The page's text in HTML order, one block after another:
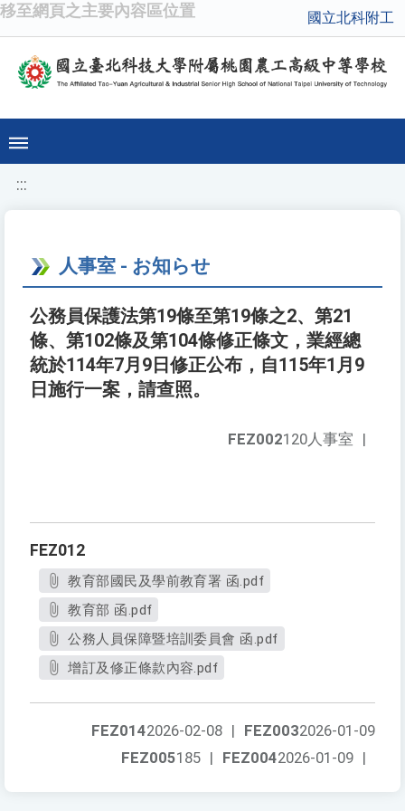
移至網頁之主要內容區位置 國立北科附工
:::
人事室 - お知らせ
公務員保護法第19條至第19條之2、第21
條、第102條及第104條修正條文，業經總
統於114年7月9日修正公布，自115年1月9
日施行一案，請查照。
FEZ002120人事室 |
FEZ012
教育部國民及學前教育署 函.pdf
教育部 函.pdf
公務人員保障暨培訓委員會 函.pdf
增訂及修正條款內容.pdf
FEZ0032026-01-09
FEZ0142026-02-08 |
FEZ0042026-01-09 |
FEZ005185 |